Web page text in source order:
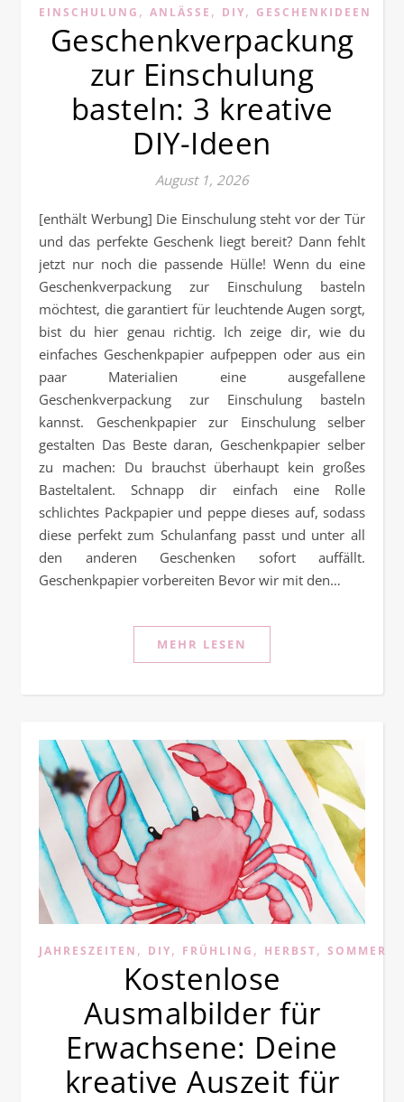
EINSCHULUNG , ANLÄSSE , DIY, GESCHENKIDEEN
Geschenkverpackung
zur Einschulung
basteln: 3 kreative
DIY-Ideen
August 1, 2026
[enthält Werbung] Die Einschulung steht vor der Tür
und das perfekte Geschenk liegt bereit? Dann fehlt
jetzt nur noch die passende Hülle! Wenn du eine
Geschenkverpackung zur Einschulung basteln
möchtest, die garantiert für leuchtende Augen sorgt,
bist du hier genau richtig. Ich zeige dir, wie du
einfaches Geschenkpapier aufpeppen oder aus ein
paar Materialien eine ausgefallene
Geschenkverpackung zur Einschulung basteln
kannst. Geschenkpapier zur Einschulung selber
gestalten Das Beste daran, Geschenkpapier selber
zu machen: Du brauchst überhaupt kein großes
Basteltalent. Schnapp dir einfach eine Rolle
schlichtes Packpapier und peppe dieses auf, sodass
diese perfekt zum Schulanfang passt und unter all
den anderen Geschenken sofort auffällt.
Geschenkpapier vorbereiten Bevor wir mit den…
MEHR LESEN
JAHRESZEITEN , DIY, FRÜHLING , HERBST, SOMMER
Kostenlose
Ausmalbilder für
Erwachsene: Deine
kreative Auszeit für